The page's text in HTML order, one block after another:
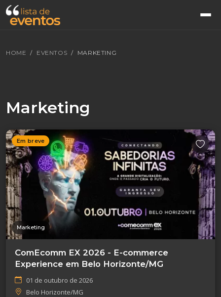
HOME EVENTOS MARKETING
Marketing
Em breve
Marketing
ComEcomm EX 2026 - E-commerce
Experience em Belo Horizonte/MG
01 de outubro de 2026
Belo Horizonte/MG